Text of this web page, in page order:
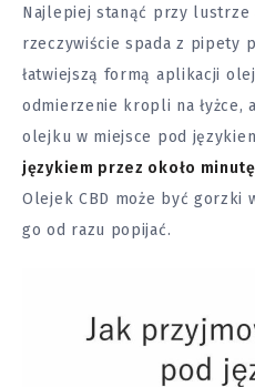
Najlepiej stanąć przy
rzeczywiście spada z pipety
łatwiejszą formą aplikacji
odmierzenie kropli na łyżce,
olejku w miejsce pod
językiem przez około
Olejek CBD może być gorzki
go od razu popijać.